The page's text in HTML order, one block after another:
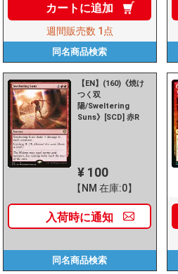
カートに追加
週間販売数 1点
同名商品検索
【EN】(160)《焼け
つく双
陽/Sweltering
Suns》[SCD] 赤R
¥ 100
【NM 在庫:0】
入荷時に通知
同名商品検索